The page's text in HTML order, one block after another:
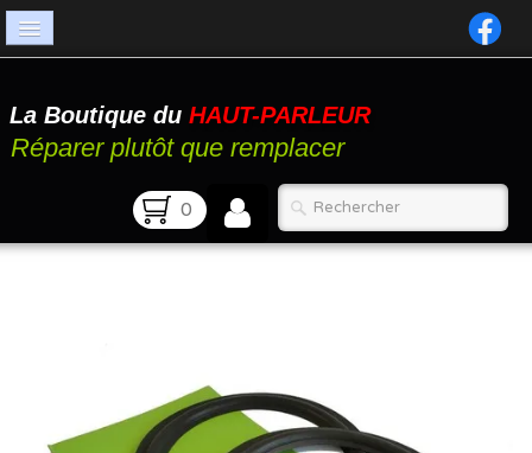
Catalogue
Atelier
La Boutique du HAUT-PARLEUR
Réparer plutôt que remplacer
0